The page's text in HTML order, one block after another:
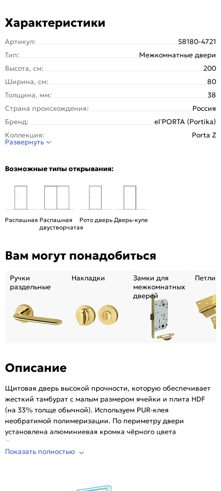
Характеристики
Артикул:
58180-4721
Тип:
Межкомнатные двери
Высота, см:
200
Ширина, см:
80
Толщина, мм:
38
Страна происхождения:
Россия
Бренд:
el’PORTA (Portika)
Коллекция:
Porta Z
Стиль:
Конструкция двери:
Тип коробки:
Кромка:
Алюминиевая черная матовая
Возможность покраски:
Нет
Да
Наличие притвора:
Нет
Принадлежности,
Дверная коробка, наличники, ручки.
Опционально: доборы, порог, ответная
Степень влагостойкости:
Уровень шумоизоляции:
Высокий ( от 32 дБ)
Фрезеровка под
замок:
Да (Защелка Border магнитная черная)
Фрезеровка под петли:
Износостойкость:
Пропускает свет:
Профиль дверей на основе высококачественного
Развернуть
Возможные типы открывания:
Распашная Распашная
двустворчатая
Рото дверь Дверь-купе
Вам могут понадобиться
Ручки
раздельные
Накладки
Замки для
межкомнатных
дверей
Петли
Описание
Щитовая дверь высокой прочности, которую обеспечивает
жесткий тамбурат с малым размером ячейки и плита HDF
(на 33% толще обычной). Используем PUR-клея
необратимой полимеризации. По периметру двери
установлена алюминиевая кромка чёрного цвета
Отделка
Показать полностью